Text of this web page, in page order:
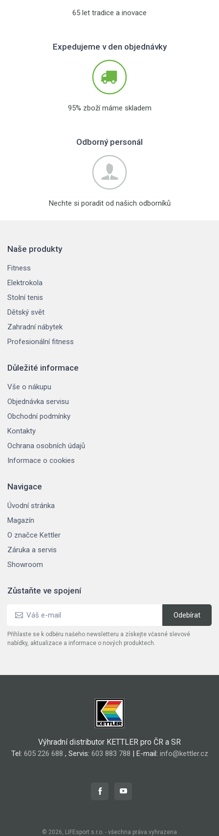
65 let tradice a inovace
Expedujeme v den objednávky
95% zboží máme skladem
Odborný personál
Nechte si poradit od našich odborníků
Naše produkty
Fitness
Elektrokola
Stolní tenis
Dětský svět
Zahradní nábytek
Profesionální fitness
Důležité informace
Vše o nákupu
Objednávka servisu
Obchodní podmínky
Kontakty
Ochrana osobních údajů
Informace o cookies
Navigace
Úvodní stránka
Magazín
O značce Kettler
Záruka a servis
Showroom
Zůstaňte ve spojení
Přihlaste se k odběru našeho newsletteru a získejte včasné slevové
nabídky, aktualizace a informace o nových produktech.
Výhradní distributor KETTLER pro ČR a SR
Tel: 605 226 688 , Servis: 603 883 788 | E-mail: info@kettler.cz
© 2026, LIFEsport s.r.o. - všechna práva vyhrazena